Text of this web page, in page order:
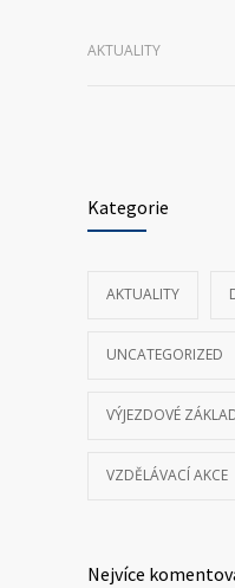
AKTUALITY
Kategorie
AKTUALITY
UNCATEGORIZED
VÝJEZDOVÉ
VZDĚLÁVACÍ AKCE
Nejvíce